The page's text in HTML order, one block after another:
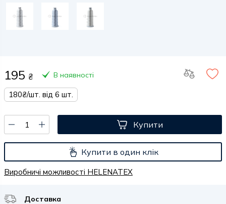
195 ₴ В наявності
180₴/шт. від 6 шт.
Купити
Купити в один клік
Виробничі можливості HELENATEX
Доставка